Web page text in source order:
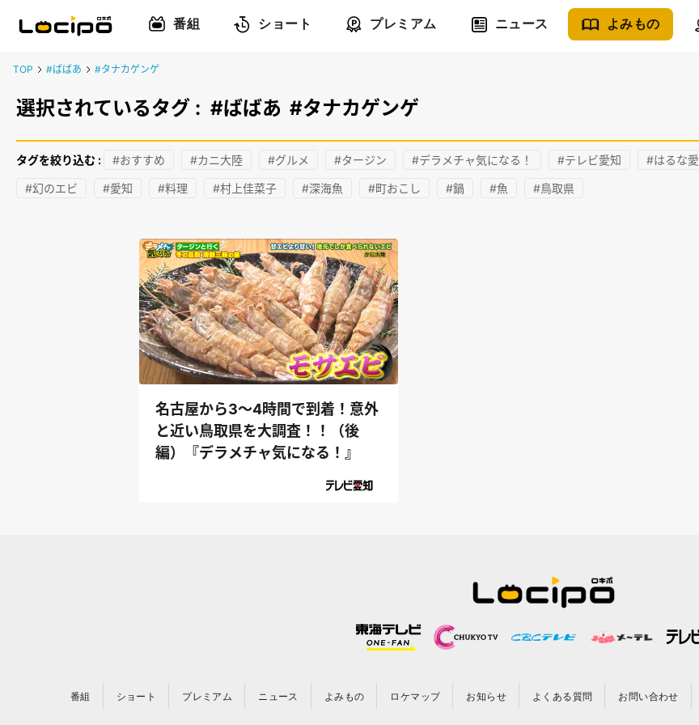
番組 ショート プレミアム ニュース よみもの
TOP #ばばあ #タナカゲンゲ
選択されているタグ : #ばばあ #タナカゲンゲ
タグを絞り込む : #おすすめ #カニ大陸 #グルメ #タージン #デラメチャ気になる！ #テレビ愛知 #はるな愛
#幻のエビ #愛知 #料理 #村上佳菜子 #深海魚 #町おこし #鍋 #魚 #鳥取県
名古屋から3～4時間で到着！意外
と近い鳥取県を大調査！！（後
編）『デラメチャ気になる！』
番組 ショート プレミアム ニュース よみもの ロケマップ お知らせ よくある質問 お問い合わせ